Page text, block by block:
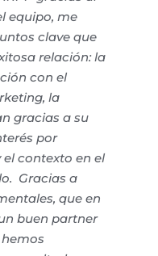
equipo, me
clave que
relación: la
con el
la
gracias a su
por
contexto en el
Gracias a
que en
buen partner